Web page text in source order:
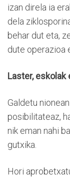
izan direla ia
dela
behar dut eta,
dute operazioa
Laster, eskolak
Galdetu
posibilitateaz,
nik eman nahi
gutxika.
Hori